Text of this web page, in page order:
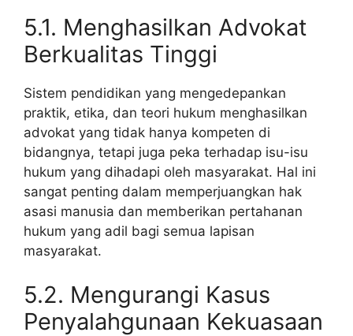
5.1. Menghasilkan Advokat
Berkualitas Tinggi
Sistem pendidikan yang mengedepankan
praktik, etika, dan teori hukum menghasilkan
advokat yang tidak hanya kompeten di
bidangnya, tetapi juga peka terhadap isu-isu
hukum yang dihadapi oleh masyarakat. Hal ini
sangat penting dalam memperjuangkan hak
asasi manusia dan memberikan pertahanan
hukum yang adil bagi semua lapisan
masyarakat.
5.2. Mengurangi Kasus
Penyalahgunaan Kekuasaan